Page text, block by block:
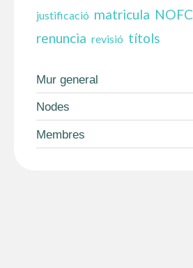
justificació matricula NOFC
renuncia revisió títols
Mur general
Nodes
Membres